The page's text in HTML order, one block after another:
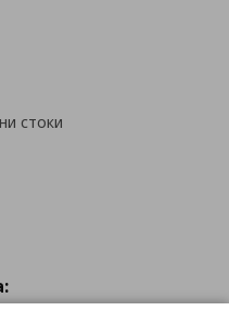
стоки